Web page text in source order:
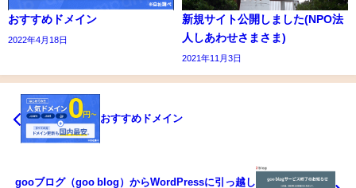
おすすめドメイン
2022年4月18日
新規サイト公開しました(NPO法
人しあわせさまさま)
2021年11月3日
おすすめドメイン
gooブログ（goo blog）からWordPressに引っ越し